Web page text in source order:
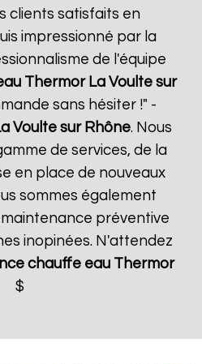
clients satisfaits en
impressionné par la
de l'équipe
Thermor La Voulte sur
sans hésiter !" -
Voulte sur Rhône. Nous
de services, de la
en place de nouveaux
sommes également
préventive
inopinées. N'attendez
chauffe eau Thermor
$